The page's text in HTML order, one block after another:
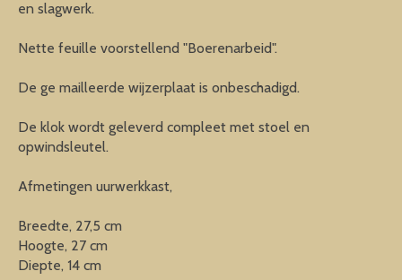
en slagwerk.
Nette feuille voorstellend "Boerenarbeid".
De ge mailleerde wijzerplaat is onbeschadigd.
De klok wordt geleverd compleet met stoel en
opwindsleutel.
Afmetingen uurwerkkast,
Breedte, 27,5 cm
Hoogte, 27 cm
Diepte, 14 cm